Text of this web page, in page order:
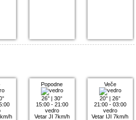
h
Popodne
26° |30°
15:00 - 21:00
vedro
Vetar JI 7km/h
Veče
20° |26°
21:00 - 03:00
vedro
Vetar IJI 7km/h